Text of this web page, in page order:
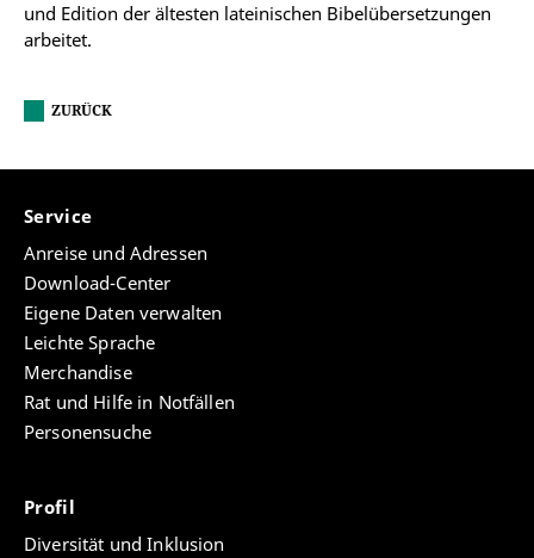
und Edition der ältesten lateinischen Bibelübersetzungen
arbeitet.
ZURÜCK
Service
Anreise und Adressen
Download-Center
Eigene Daten verwalten
Leichte Sprache
Merchandise
Rat und Hilfe in Notfällen
Personensuche
Profil
Diversität und Inklusion